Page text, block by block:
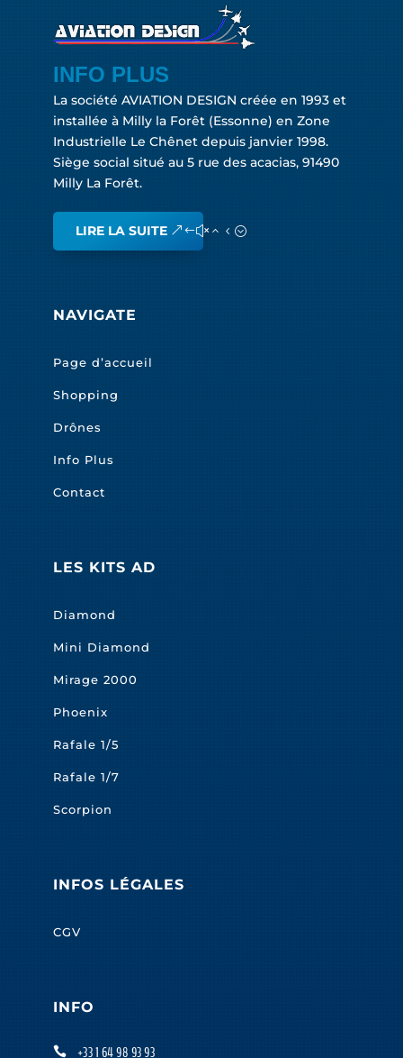
INFO PLUS
La société AVIATION DESIGN créée en 1993 et
installée à Milly la Forêt (Essonne) en Zone
Industrielle Le Chênet depuis janvier 1998.
Siège social situé au 5 rue des acacias, 91490
Milly La Forêt.
LIRE LA SUITE
NAVIGATE
Page d’accueil
Shopping
Drônes
Info Plus
Contact
LES KITS AD
Diamond
Mini Diamond
Mirage 2000
Phoenix
Rafale 1/5
Rafale 1/7
Scorpion
INFOS LÉGALES
CGV
INFO
 +33 1 64 98 93 93